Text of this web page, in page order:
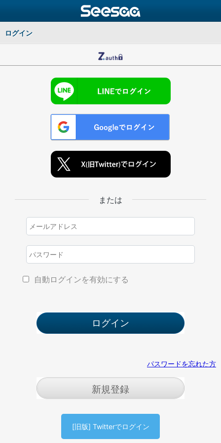
ログイン
または
自動ログインを有効にする
パスワードを忘れた方
新規登録
[旧版] Twitterでログイン